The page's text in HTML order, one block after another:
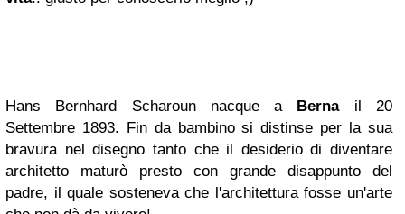
Hans Bernhard Scharoun nacque a Bernail 20
Settembre 1893. Fin da bambino si distinse per la sua
bravura nel disegno tanto che il desiderio di diventare
architetto maturò presto con grande disappunto del
padre, il quale sosteneva che l'architettura fosse un'arte